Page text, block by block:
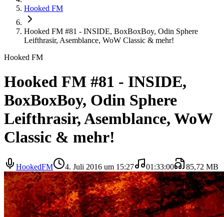
Hooked FM
Hooked FM #81 - INSIDE, BoxBoxBoy, Odin Sphere
Leifthrasir, Asemblance, WoW Classic & mehr!
Hooked FM
Hooked FM #81 - INSIDE,
BoxBoxBoy, Odin Sphere
Leifthrasir, Asemblance, WoW
Classic & mehr!
HookedFM 4. Juli 2016 um 15:27 01:33:00 85,72 MB